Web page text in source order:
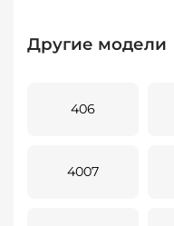
Другие модели
406
4007